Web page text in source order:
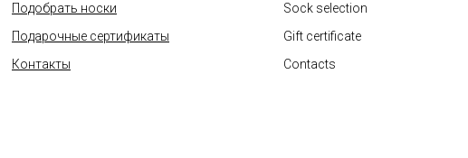
Подобрать носки
Подарочные сертификаты
Контакты
Sock selection
Gift certificate
Contacts